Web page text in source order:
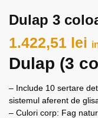
Dulap 3
1.422,51 lei
Dulap (3
– Include 10 sertare
sistemul aferent de
– Culori corp: Fag